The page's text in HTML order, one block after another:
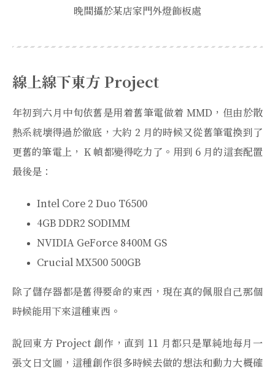
晚間攝於某店家門外燈飾板處
線上線下東方 Project
年初到六月中旬依舊是用着舊筆電做着 MMD，但由於散
熱系統壞得過於徹底，大約 2 月的時候又從舊筆電換到了
更舊的筆電上， K 幀都變得吃力了。用到 6 月的這套配置
最後是：
Intel Core 2 Duo T6500
4GB DDR2 SODIMM
NVIDIA GeForce 8400M GS
Crucial MX500 500GB
除了儲存器都是舊得要命的東西，現在真的佩服自己那個
時候能用下來這種東西。
說回東方 Project 創作，直到 11 月都只是單純地每月一
張文日文圖，這種創作很多時候去做的想法和動力大概確